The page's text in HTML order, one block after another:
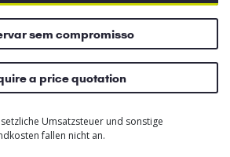
sem compromisso
a price quotation
Umsatzsteuer und sonstige
fallen nicht an.